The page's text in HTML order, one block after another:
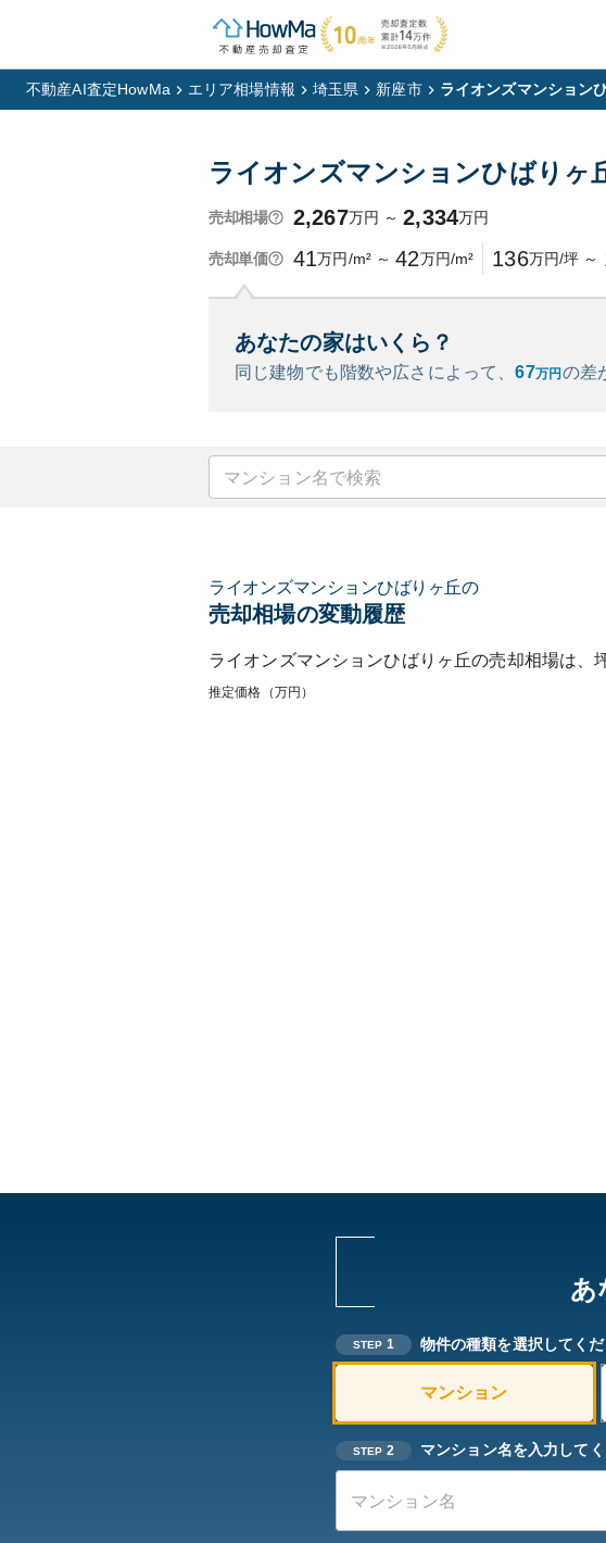
不動産AI査定HowMa エリア相場情報 埼玉県 新座市 ライオンズマンション
ライオンズマンションひばりヶ
売却相場 2,267万円 ～ 2,334万円
売却単価 41万円/m² ～ 42万円/m² 136万円/坪 ～
あなたの家はいくら？
同じ建物でも階数や広さによって、67万円 の差
ライオンズマンションひばりヶ丘の
売却相場の変動履歴
ライオンズマンションひばりヶ丘の売却相場は、
推定価格（万円）
あ
STEP 1 物件の種類を選択してく
マンション
STEP 2 マンション名を入力して